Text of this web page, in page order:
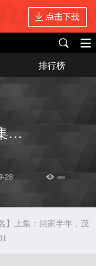
排行榜
【以茂之名】上集：回家半年，茂名治好了茄子的精神内耗《马上有酒局》S4E01
28 6855
】上集：回家半年，茂